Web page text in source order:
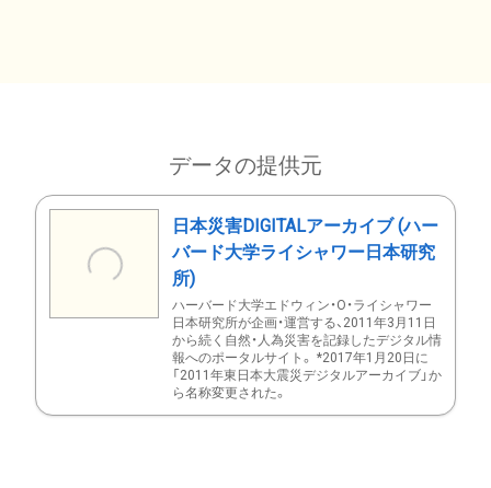
データの提供元
日本災害DIGITALアーカイブ (ハー
バード大学ライシャワー日本研究
所)
ハーバード大学エドウィン・O・ライシャワー
日本研究所が企画・運営する、2011年3月11日
から続く自然・人為災害を記録したデジタル情
報へのポータルサイト。 *2017年1月20日に
「2011年東日本大震災デジタルアーカイブ」か
ら名称変更された。